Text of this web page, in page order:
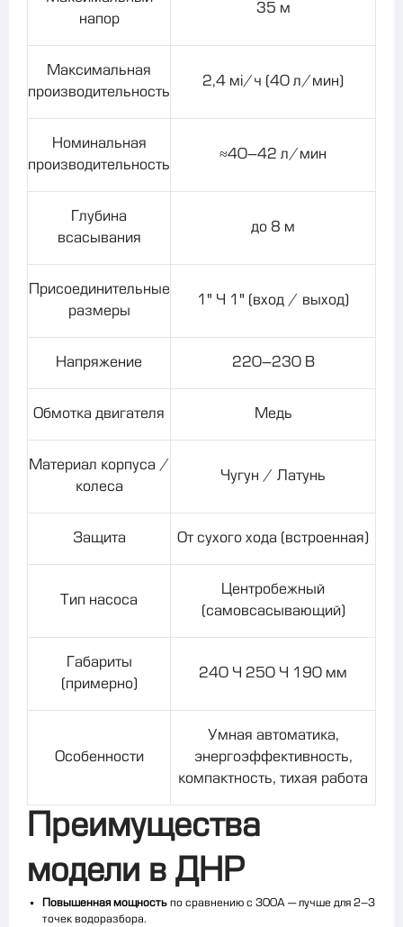
напор
35 м
Максимальная
производительность
2,4 м³/ч (40 л/мин)
Номинальная
производительность
≈40–42 л/мин
Глубина
всасывания
до 8 м
Присоединительные
размеры
1" × 1" (вход / выход)
Напряжение 220–230 В
Обмотка двигателя Медь
Материал корпуса /
колеса
Чугун / Латунь
Защита От сухого хода (встроенная)
Тип насоса
Центробежный
(самовсасывающий)
Габариты
(примерно)
240 × 250 × 190 мм
Особенности
Умная автоматика,
энергоэффективность,
компактность, тихая работа
Преимущества
модели в ДНР
Повышенная мощность по сравнению с 300A — лучше для 2–3
точек водоразбора.